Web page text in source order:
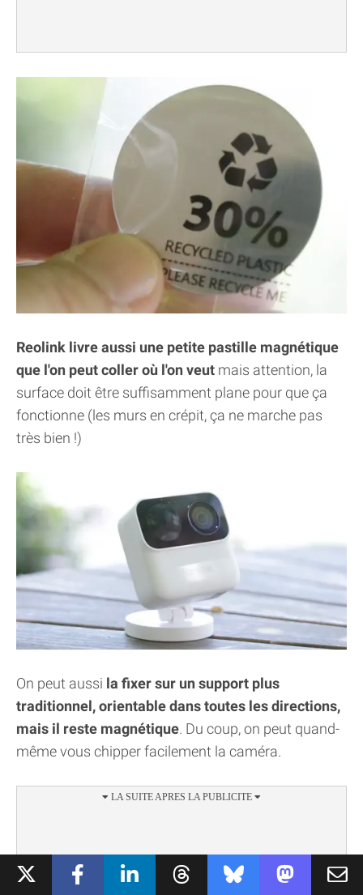
Reolink livre aussi une petite pastille magnétique
que l'on peut coller où l'on veut mais attention, la
surface doit être suffisamment plane pour que ça
fonctionne (les murs en crépit, ça ne marche pas
très bien !)
On peut aussi la fixer sur un support plus
traditionnel, orientable dans toutes les directions,
mais il reste magnétique. Du coup, on peut quand-
même vous chipper facilement la caméra.